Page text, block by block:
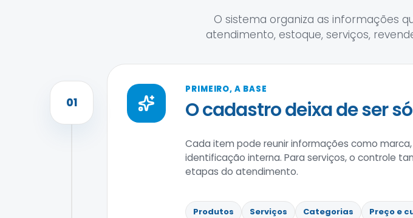
O sistema organiza as informações
atendimento, estoque, serviços,
01
PRIMEIRO, A BASE
O cadastro deixa de ser
Cada item pode reunir informações como
identificação interna. Para serviços, o controle
etapas do atendimento.
Produtos Serviços Categorias Preço e